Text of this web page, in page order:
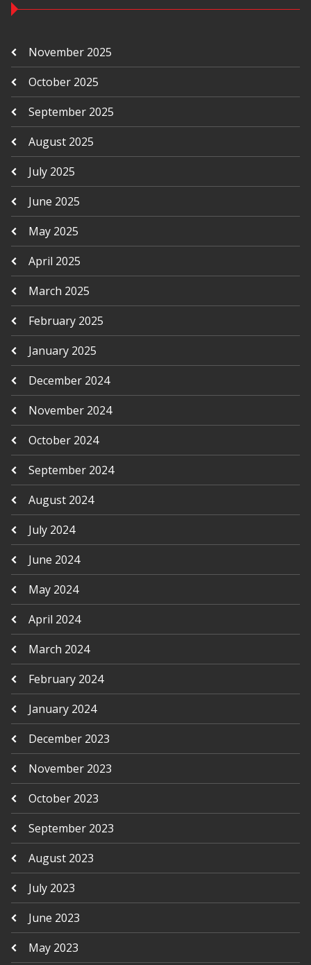
November 2025
October 2025
September 2025
August 2025
July 2025
June 2025
May 2025
April 2025
March 2025
February 2025
January 2025
December 2024
November 2024
October 2024
September 2024
August 2024
July 2024
June 2024
May 2024
April 2024
March 2024
February 2024
January 2024
December 2023
November 2023
October 2023
September 2023
August 2023
July 2023
June 2023
May 2023